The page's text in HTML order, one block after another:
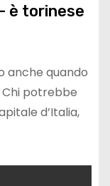
è torinese
anche quando
potrebbe
d’Italia,